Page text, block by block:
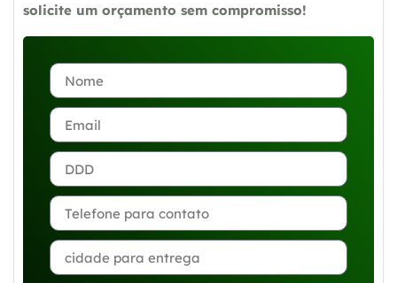
solicite um orçamento sem compromisso!